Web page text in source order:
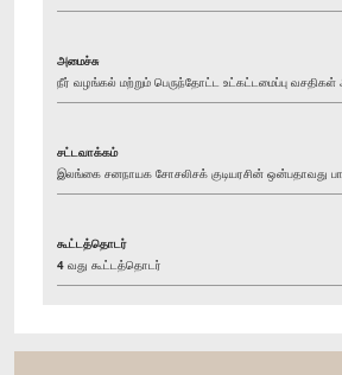
அமைச்சு
நீர் வழங்கல் மற்றும் பெருந்தோட்ட உட்கட்டமைப்பு வசதிகள்
சட்டவாக்கம்
இலங்கை சனநாயக சோசலிசக் குடியரசின் ஒன்பதாவது
கூட்டத்தொடர்
4 வது கூட்டத்தொடர்